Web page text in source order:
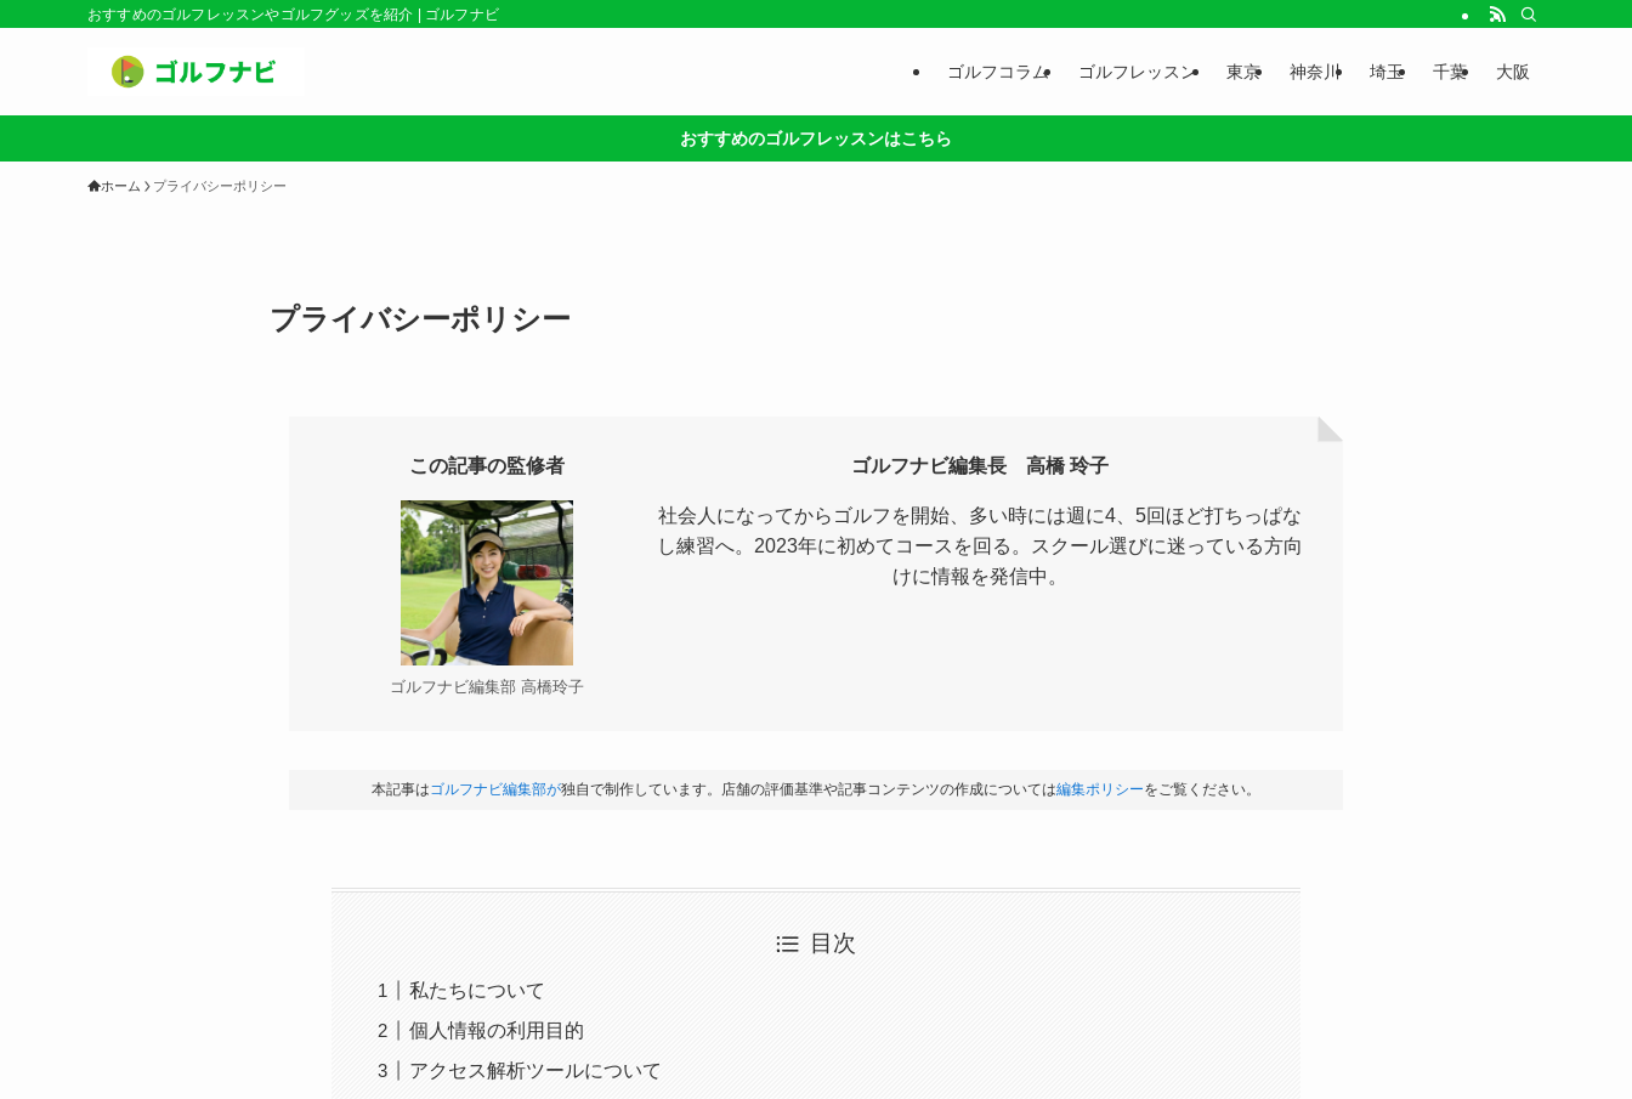
おすすめのゴルフレッスンやゴルフグッズを紹介 | ゴルフナビ
ゴルフコラム ゴルフレッスン 東京 神奈川 埼玉 千葉 大阪
おすすめのゴルフレッスンはこちら
ホーム プライバシーポリシー
プライバシーポリシー
この記事の監修者
ゴルフナビ編集部 高橋玲子
ゴルフナビ編集長 高橋 玲子
社会人になってからゴルフを開始、多い時には週に4、5回ほど打ちっぱな
し練習へ。2023年に初めてコースを回る。スクール選びに迷っている方向
けに情報を発信中。
本記事はゴルフナビ編集部が独自で制作しています。店舗の評価基準や記事コンテンツの作成については編集ポリシーをご覧ください。
目次
私たちについて
個人情報の利用目的
アクセス解析ツールについて